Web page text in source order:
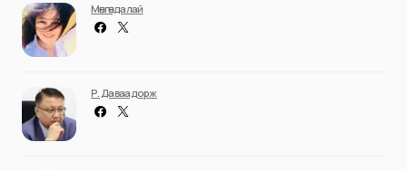
Мөнгөндалай
Р. Даваадорж